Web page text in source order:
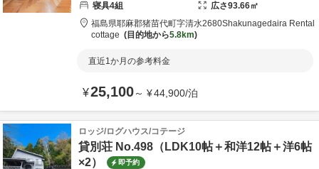
寝具4組 広さ93.66㎡
福島県耶麻郡猪苗代町字清水2680Shakunagedaira Rental
cottage
目的地から5.8km
直近1か月の参考料金
¥25,100～ ¥44,900/泊
ロッジ/ログハウス/コテージ
貸別荘 No.498（LDK10帖＋和洋12帖＋洋6帖
×2）
即予約